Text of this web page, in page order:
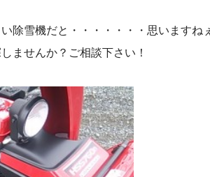
除雪機だと・・・・・・・思いますね
ませんか？ご相談下さい！